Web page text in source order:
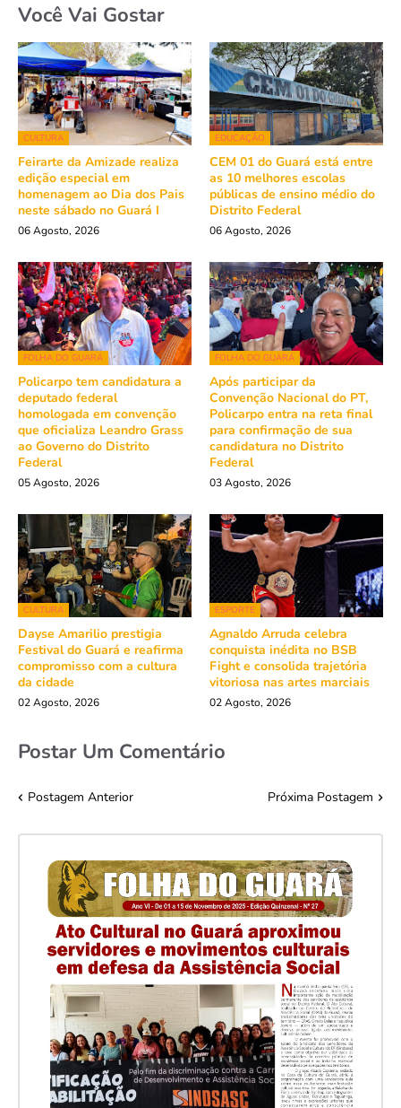
Você Vai Gostar
CULTURA
Feirarte da Amizade realiza
edição especial em
homenagem ao Dia dos Pais
neste sábado no Guará I
06 Agosto, 2026
EDUCAÇÃO
CEM 01 do Guará está entre
as 10 melhores escolas
públicas de ensino médio do
Distrito Federal
06 Agosto, 2026
FOLHA DO GUARÁ
Policarpo tem candidatura a
deputado federal
homologada em convenção
que oficializa Leandro Grass
ao Governo do Distrito
Federal
05 Agosto, 2026
FOLHA DO GUARÁ
Após participar da
Convenção Nacional do PT,
Policarpo entra na reta final
para confirmação de sua
candidatura no Distrito
Federal
03 Agosto, 2026
CULTURA
Dayse Amarilio prestigia
Festival do Guará e reafirma
compromisso com a cultura
da cidade
02 Agosto, 2026
ESPORTE
Agnaldo Arruda celebra
conquista inédita no BSB
Fight e consolida trajetória
vitoriosa nas artes marciais
02 Agosto, 2026
Postar Um Comentário
Postagem Anterior Próxima Postagem